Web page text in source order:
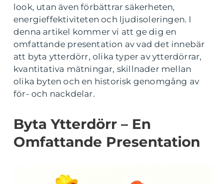
look, utan även förbättrar säkerheten,
energieffektiviteten och ljudisoleringen. I
denna artikel kommer vi att ge dig en
omfattande presentation av vad det innebär
att byta ytterdörr, olika typer av ytterdörrar,
kvantitativa mätningar, skillnader mellan
olika byten och en historisk genomgång av
för- och nackdelar.
Byta Ytterdörr – En
Omfattande Presentation